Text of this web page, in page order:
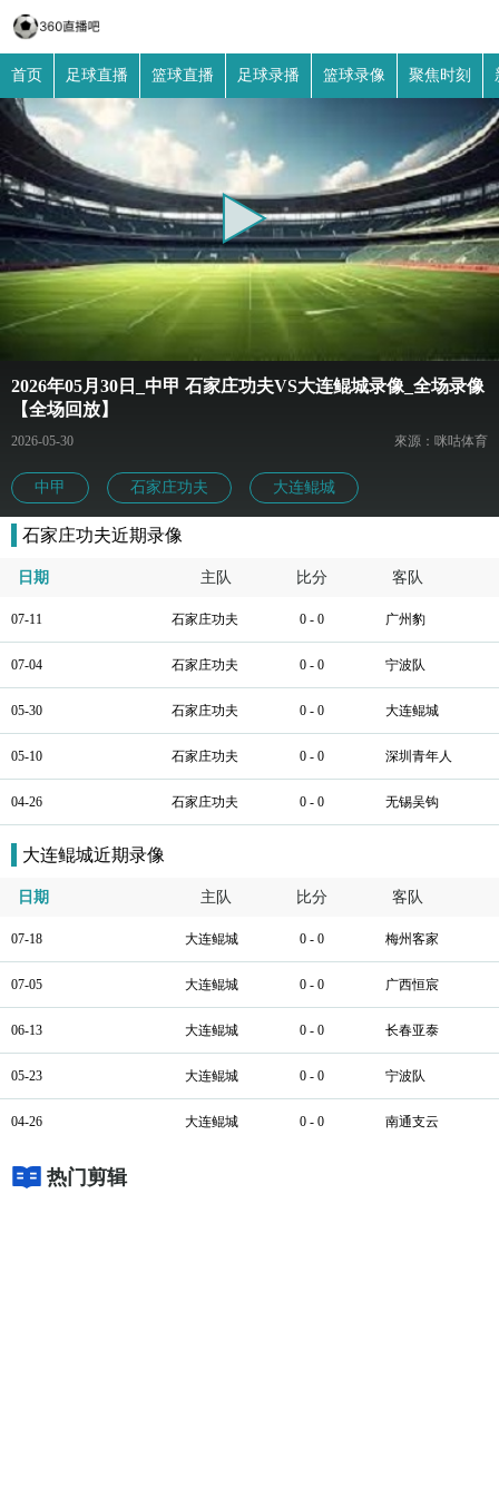
首页 足球直播 篮球直播 足球录播 篮球录像 聚焦时刻
2026年05月30日_中甲 石家庄功夫VS大连鲲城录像_全场录像
【全场回放】
2026-05-30 來源：咪咕体育
中甲 石家庄功夫 大连鲲城
石家庄功夫近期录像
日期 主队 比分 客队
07-11 石家庄功夫 0 - 0 广州豹
07-04 石家庄功夫 0 - 0 宁波队
05-30 石家庄功夫 0 - 0 大连鲲城
05-10 石家庄功夫 0 - 0 深圳青年人
04-26 石家庄功夫 0 - 0 无锡吴钩
大连鲲城近期录像
日期 主队 比分 客队
07-18 大连鲲城 0 - 0 梅州客家
07-05 大连鲲城 0 - 0 广西恒宸
06-13 大连鲲城 0 - 0 长春亚泰
05-23 大连鲲城 0 - 0 宁波队
04-26 大连鲲城 0 - 0 南通支云
热门剪辑